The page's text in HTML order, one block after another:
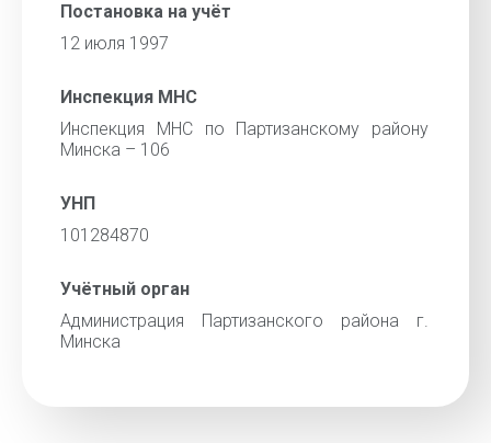
Постановка на учёт
12 июля 1997
Инспекция МНС
Инспекция МНС по Партизанскому району
Минска – 106
УНП
101284870
Учётный орган
Администрация Партизанского района г.
Минска